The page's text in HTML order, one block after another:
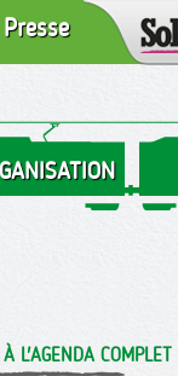
Presse
L'AGENDA COMPLET